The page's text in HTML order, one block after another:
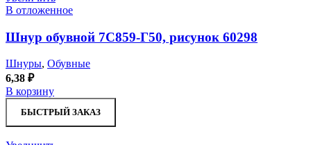
В отложенное
Шнур обувной 7С859-Г50, рисунок 60298
Шнуры, Обувные
6,38 ₽
В корзину
БЫСТРЫЙ ЗАКАЗ